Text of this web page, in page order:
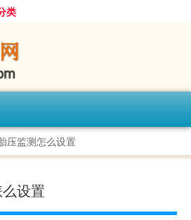
类
压监测怎么设置
设置